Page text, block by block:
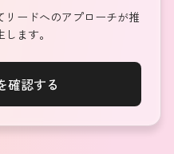
ードへのアプローチが推
ます。
確認する